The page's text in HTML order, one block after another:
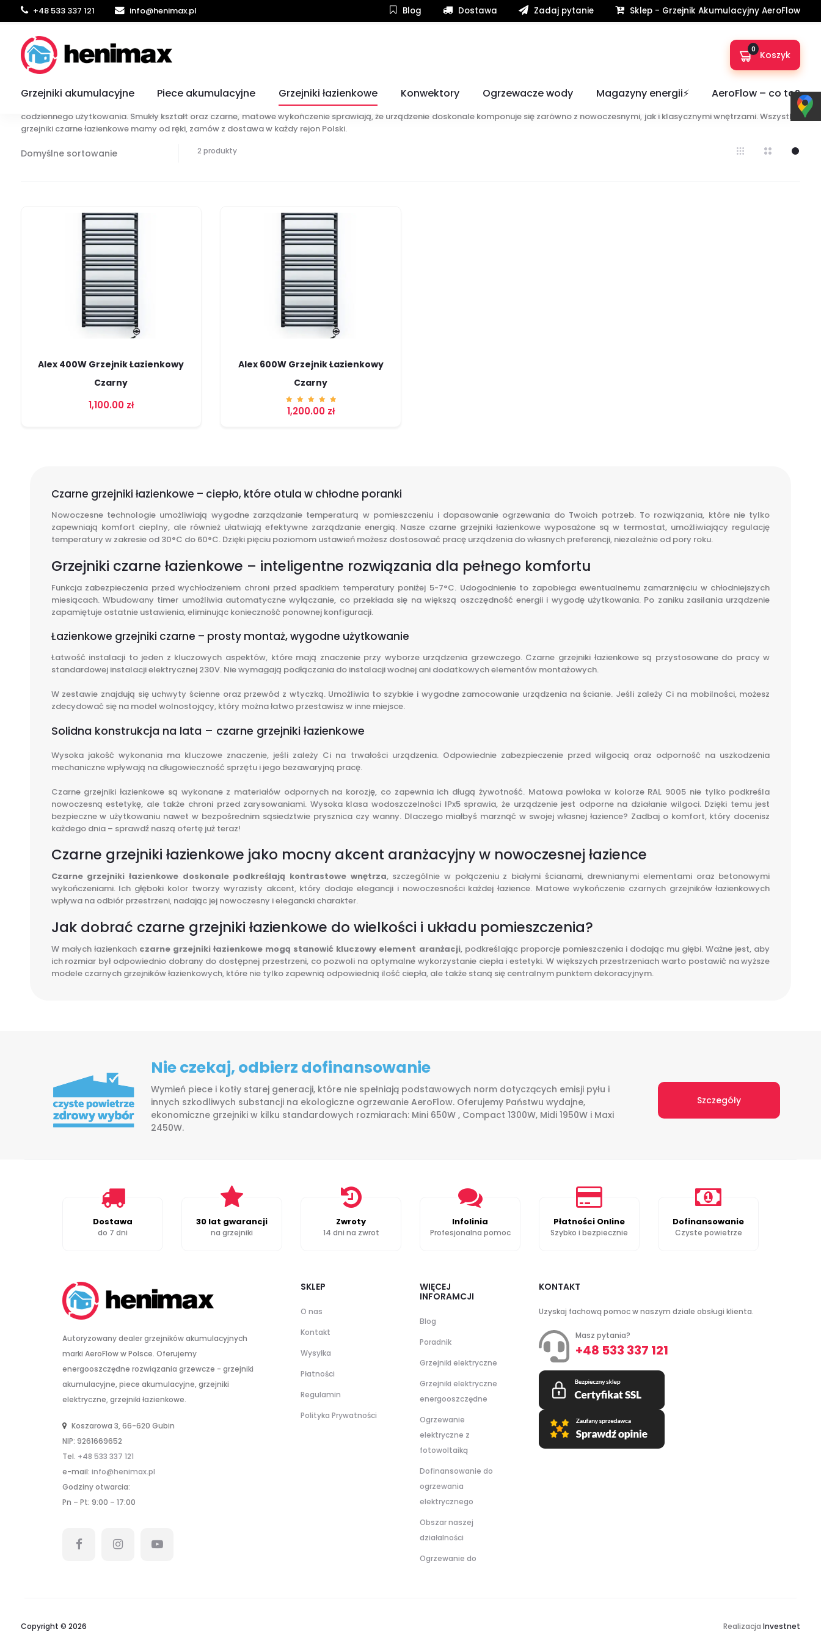
+48 533 337 121 info@henimax.pl Blog Dostawa Zadaj pytanie Sklep - Grzejnik Akumulacyjny AeroFlow
0 Koszyk
Grzejniki akumulacyjne Piece akumulacyjne Grzejniki łazienkowe Konwektory Ogrzewacze wody Magazyny energii⚡️ AeroFlow – co to?
Czarne grzejniki łazienkowe Czarne grzejniki łazienkowe
Czarne grzejniki łazienkowe
zapewniają skuteczne ogrzewanie przestrzeni o różnej powierzchni. Ich kompaktowa forma umożliwia szybkie rozprowadzenie ciepła. Dzięki temu temperatura w
łazience pozostaje przyjemna nawet w chłodniejsze dni. Dodatkowa funkcja suszenia ręczników sprawia, że zawsze masz do dyspozycji ciepłe i suche tekstylia. To zaś zwiększa komfort
codziennego użytkowania. Smukły kształt oraz czarne, matowe wykończenie sprawiają, że urządzenie doskonale komponuje się zarówno z nowoczesnymi, jak i klasycznymi wnętrzami. Wszystkie
grzejniki czarne łazienkowe mamy od ręki, zamów z dostawa w każdy rejon Polski.
2 produkty
Alex 400W Grzejnik Łazienkowy
Czarny
1,100.00 zł
Alex 600W Grzejnik Łazienkowy
Czarny
Ocenion
o
1,200.00 zł
Czarne grzejniki łazienkowe – ciepło, które otula w chłodne poranki
Nowoczesne technologie umożliwiają wygodne zarządzanie temperaturą w pomieszczeniu i dopasowanie ogrzewania do Twoich potrzeb. To rozwiązania, które nie tylko
zapewniają komfort cieplny, ale również ułatwiają efektywne zarządzanie energią. Nasze czarne grzejniki łazienkowe wyposażone są w termostat, umożliwiający regulację
temperatury w zakresie od 30°C do 60°C. Dzięki pięciu poziomom ustawień możesz dostosować pracę urządzenia do własnych preferencji, niezależnie od pory roku.
Grzejniki czarne łazienkowe – inteligentne rozwiązania dla pełnego komfortu
Funkcja zabezpieczenia przed wychłodzeniem chroni przed spadkiem temperatury poniżej 5-7°C. Udogodnienie to zapobiega ewentualnemu zamarznięciu w chłodniejszych
miesiącach. Wbudowany timer umożliwia automatyczne wyłączanie, co przekłada się na większą oszczędność energii i wygodę użytkowania. Po zaniku zasilania urządzenie
zapamiętuje ostatnie ustawienia, eliminując konieczność ponownej konfiguracji.
Łazienkowe grzejniki czarne – prosty montaż, wygodne użytkowanie
Łatwość instalacji to jeden z kluczowych aspektów, które mają znaczenie przy wyborze urządzenia grzewczego. Czarne grzejniki łazienkowe są przystosowane do pracy w
standardowej instalacji elektrycznej 230V. Nie wymagają podłączania do instalacji wodnej ani dodatkowych elementów montażowych.
W zestawie znajdują się uchwyty ścienne oraz przewód z wtyczką. Umożliwia to szybkie i wygodne zamocowanie urządzenia na ścianie. Jeśli zależy Ci na mobilności, możesz
zdecydować się na model wolnostojący, który można łatwo przestawisz w inne miejsce.
Solidna konstrukcja na lata – czarne grzejniki łazienkowe
Wysoka jakość wykonania ma kluczowe znaczenie, jeśli zależy Ci na trwałości urządzenia. Odpowiednie zabezpieczenie przed wilgocią oraz odporność na uszkodzenia
mechaniczne wpływają na długowieczność sprzętu i jego bezawaryjną pracę.
Czarne grzejniki łazienkowe są wykonane z materiałów odpornych na korozję, co zapewnia ich długą żywotność. Matowa powłoka w kolorze RAL 9005 nie tylko podkreśla
nowoczesną estetykę, ale także chroni przed zarysowaniami. Wysoka klasa wodoszczelności IPx5 sprawia, że urządzenie jest odporne na działanie wilgoci. Dzięki temu jest
bezpieczne w użytkowaniu nawet w bezpośrednim sąsiedztwie prysznica czy wanny. Dlaczego miałbyś marznąć w swojej własnej łazience? Zadbaj o komfort, który docenisz
każdego dnia – sprawdź naszą ofertę już teraz!
Czarne grzejniki łazienkowe jako mocny akcent aranżacyjny w nowoczesnej łazience
Czarne grzejniki łazienkowe doskonale podkreślają kontrastowe wnętrza, szczególnie w połączeniu z białymi ścianami, drewnianymi elementami oraz betonowymi
wykończeniami. Ich głęboki kolor tworzy wyrazisty akcent, który dodaje elegancji i nowoczesności każdej łazience. Matowe wykończenie czarnych grzejników łazienkowych
wpływa na odbiór przestrzeni, nadając jej nowoczesny i elegancki charakter.
Jak dobrać czarne grzejniki łazienkowe do wielkości i układu pomieszczenia?
W małych łazienkach czarne grzejniki łazienkowe mogą stanowić kluczowy element aranżacji, podkreślając proporcje pomieszczenia i dodając mu głębi. Ważne jest, aby
ich rozmiar był odpowiednio dobrany do dostępnej przestrzeni, co pozwoli na optymalne wykorzystanie ciepła i estetyki. W większych przestrzeniach warto postawić na wyższe
modele czarnych grzejników łazienkowych, które nie tylko zapewnią odpowiednią ilość ciepła, ale także staną się centralnym punktem dekoracyjnym.
Nie czekaj, odbierz dofinansowanie
Wymień piece i kotły starej generacji, które nie spełniają podstawowych norm dotyczących emisji pyłu i
innych szkodliwych substancji na ekologiczne ogrzewanie AeroFlow. Oferujemy Państwu wydajne,
ekonomiczne grzejniki w kilku standardowych rozmiarach: Mini 650W , Compact 1300W, Midi 1950W i Maxi
2450W.
Szczegóły
Dostawa
do 7 dni
30 lat gwarancji
na grzejniki
Zwroty
14 dni na zwrot
Infolinia
Profesjonalna pomoc
Płatności Online
Szybko i bezpiecznie
Dofinansowanie
Czyste powietrze
Autoryzowany dealer grzejników akumulacyjnych
marki AeroFlow w Polsce. Oferujemy
energooszczędne rozwiązania grzewcze - grzejniki
akumulacyjne, piece akumulacyjne, grzejniki
elektryczne, grzejniki łazienkowe.
Koszarowa 3, 66-620 Gubin
NIP: 9261669652
Tel. +48 533 337 121
e-mail: info@henimax.pl
Godziny otwarcia:
Pn – Pt: 9:00 – 17:00
SKLEP
O nas
Kontakt
Wysyłka
Płatności
Regulamin
Polityka Prywatności
WIĘCEJ
INFORAMCJI
Blog
Poradnik
Grzejniki elektryczne
Grzejniki elektryczne
energooszczędne
Ogrzewanie
elektryczne z
fotowoltaiką
Dofinansowanie do
ogrzewania
elektrycznego
Obszar naszej
działalności
Ogrzewanie do
KONTAKT
Uzyskaj fachową pomoc w naszym dziale obsługi klienta.
Masz pytania?
+48 533 337 121
Copyright © 2026 RealizacjaInvestnet